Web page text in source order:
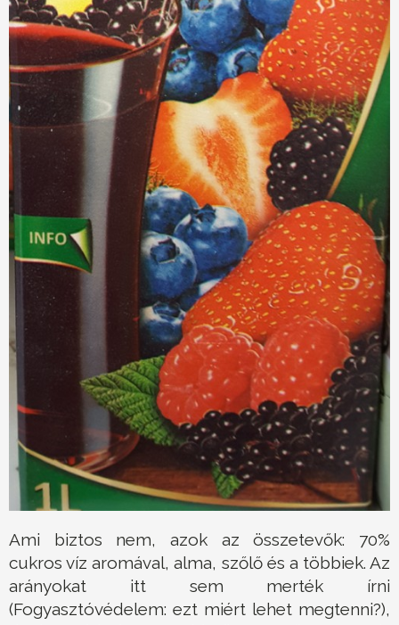
Ami biztos nem, azok az összetevők: 70%
cukros víz aromával, alma, szőlő és a többiek. Az
arányokat itt sem merték írni
(Fogyasztóvédelem: ezt miért lehet megtenni?),